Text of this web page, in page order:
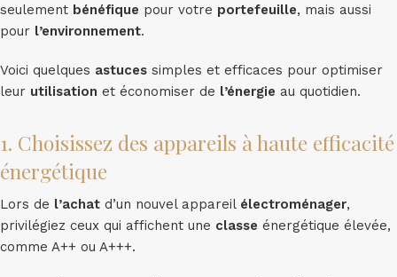
seulement bénéfique pour votre portefeuille, mais aussi
pour l’environnement.
Voici quelques astuces simples et efficaces pour optimiser
leur utilisation et économiser de l’énergie au quotidien.
1. Choisissez des appareils à haute efficacité
énergétique
Lors de l’achat d’un nouvel appareil électroménager,
privilégiez ceux qui affichent une classe énergétique élevée,
comme A++ ou A+++.